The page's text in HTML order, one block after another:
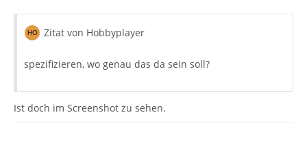
Zitat von Hobbyplayer
spezifizieren, wo genau das da sein soll?
Ist doch im Screenshot zu sehen.